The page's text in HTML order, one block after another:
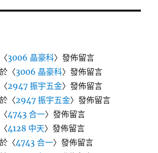
3006 晶豪科〉發佈留言
〈3006 晶豪科〉發佈留言
2947 振宇五金〉發佈留言
〈2947 振宇五金〉發佈留言
4743 合一〉發佈留言
4128 中天〉發佈留言
〈4743 合一〉發佈留言